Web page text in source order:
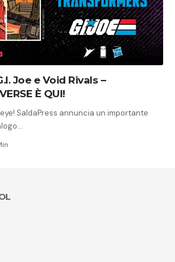
Joe e Void Rivals –
È QUI!
SaldaPress annuncia un importante